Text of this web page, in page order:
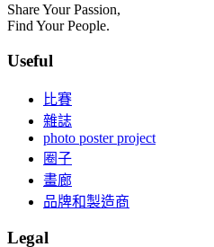
Share Your Passion,
Find Your People.
Useful
比賽
雜誌
photo poster project
圈子
畫廊
品牌和製造商
Legal